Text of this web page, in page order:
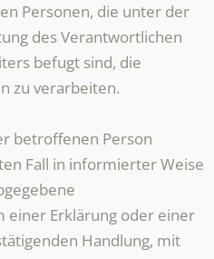
Personen, die unter der
des Verantwortlichen
befugt sind, die
zu verarbeiten.
betroffenen Person
Fall in informierter Weise
einer Erklärung oder einer
Handlung, mit